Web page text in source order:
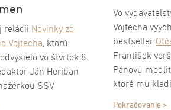
relácii Novinky zo
Vojtecha, ktorú
odvysielo vo štvrtok 8.
Ján Heriban
SSV
a vedúcou
Vo
Vojtecha
bestseller
František
Pánovu
ktoré mu
katolícky
Pokračovanie >